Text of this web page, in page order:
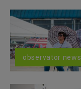
observator news